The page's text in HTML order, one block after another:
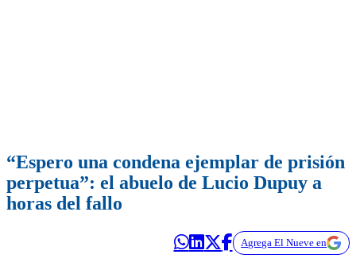
“Espero una condena ejemplar de prisión
perpetua”: el abuelo de Lucio Dupuy a
horas del fallo
Agrega El Nueve en